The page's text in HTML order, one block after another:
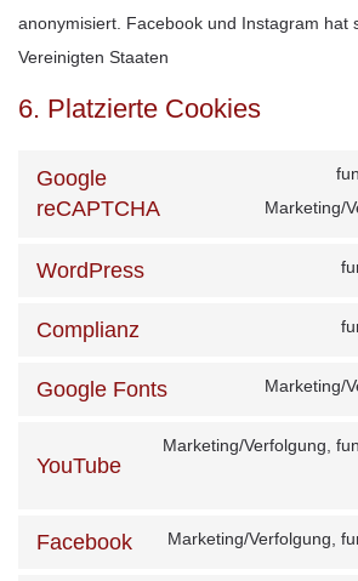
anonymisiert. Facebook und Instagram hat
Vereinigten Staaten
6. Platzierte Cookies
Google
reCAPTCHA
Marketing/
WordPress
Complianz
Google Fonts
Marketing/
YouTube
Marketing/Verfolgung,
Facebook
Marketing/Verfolgung,